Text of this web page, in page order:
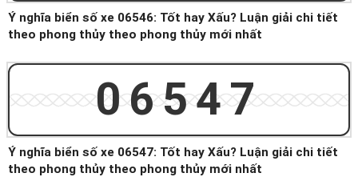
Ý nghĩa biển số xe 06546: Tốt hay Xấu? Luận giải chi tiết
theo phong thủy theo phong thủy mới nhất
06547
Ý nghĩa biển số xe 06547: Tốt hay Xấu? Luận giải chi tiết
theo phong thủy theo phong thủy mới nhất